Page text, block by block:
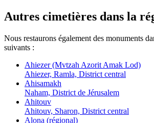
Autres cimetières dans la
Nous restaurons également des monuments
suivants :
Ahiezer (Mvtzah Azorit Amak Lod)
Ahiezer, Ramla, District central
Ahisamakh
Naham, District de Jérusalem
Ahitouv
Ahitouv, Sharon, District central
Alona (régional)